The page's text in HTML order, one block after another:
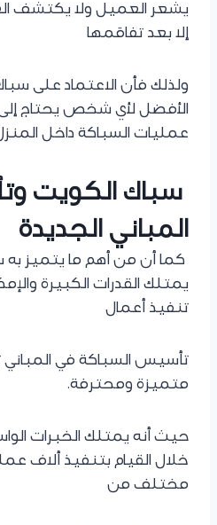
يشعر العميل ولا يكتشف
إلا بعد تفاقمها
ولذلك فأن الاعتماد على
الأفضل لأي شخص يحتاج
عمليات السباكة داخل
سباك الكويت
المباني الجديدة
كما أن من أهم ما يتميز به
يمتلك القدرات الكبيرة
تنفيذ أعمال
تأسيس السباكة في المباني
متميزة ومحترفة.
حيث أنه يمتلك الخبرات
خلال القيام بتنفيذ ألاف
مختلف من